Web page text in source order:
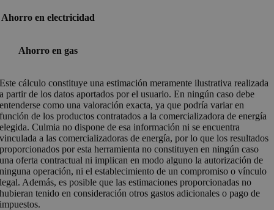
Ahorro en electricidad
Ahorro en gas
Este cálculo constituye una estimación meramente ilustrativa realizada
a partir de los datos aportados por el usuario. En ningún caso debe
entenderse como una valoración exacta, ya que podría variar en
función de los productos contratados a la comercializadora de energía
elegida. Culmia no dispone de esa información ni se encuentra
vinculada a las comercializadoras de energía, por lo que los resultados
proporcionados por esta herramienta no constituyen en ningún caso
una oferta contractual ni implican en modo alguno la autorización de
ninguna operación, ni el establecimiento de un compromiso o vínculo
legal. Además, es posible que las estimaciones proporcionadas no
hubieran tenido en consideración otros gastos adicionales o pago de
impuestos.